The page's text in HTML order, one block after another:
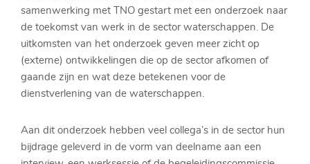
samenwerking met TNO gestart met een onderzoek naar
de toekomst van werk in de sector waterschappen. De
uitkomsten van het onderzoek geven meer zicht op
(externe) ontwikkelingen die op de sector afkomen of
gaande zijn en wat deze betekenen voor de
dienstverlening van de waterschappen.
Aan dit onderzoek hebben veel collega’s in de sector hun
bijdrage geleverd in de vorm van deelname aan een